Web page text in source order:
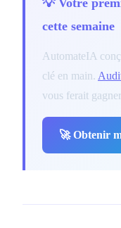
💡 Votre
cette semaine
AutomateIA
clé en main.
vous ferait
🚀 Obtenir